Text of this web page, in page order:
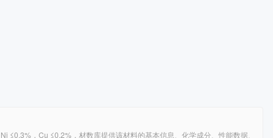
，Cu ≤0.2%，材数库提供该材料的基本信息、化学成分、性能数据、